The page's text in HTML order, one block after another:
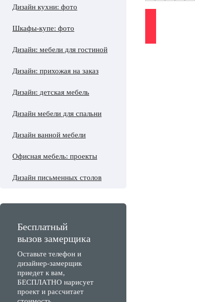
Дизайн кухни: фото
Шкафы-купе: фото
Дизайн: мебели для гостиной
Дизайн: прихожая на заказ
Дизайн: детская мебель
Дизайн мебели для спальни
Дизайн ванной мебели
Офисная мебель: проекты
Дизайн письменных столов
Бесплатный
вызов замерщика
Оставьте телефон и
дизайнер-замерщик
приедет к вам,
БЕСПЛАТНО нарисует
проект и рассчитает